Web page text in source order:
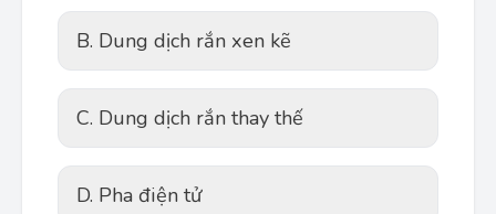
B. Dung dịch rắn xen kẽ
C. Dung dịch rắn thay thế
D. Pha điện tử